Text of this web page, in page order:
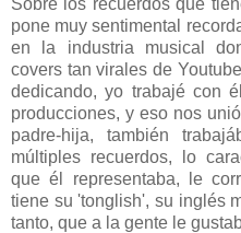
pone muy sentimental
en la industria musical
covers tan virales de
dedicando, yo trabajé con
producciones, y eso nos
padre-hija, también
múltiples recuerdos, lo
que él representaba, le
tiene su 'tonglish', su inglés
tanto, que a la gente le